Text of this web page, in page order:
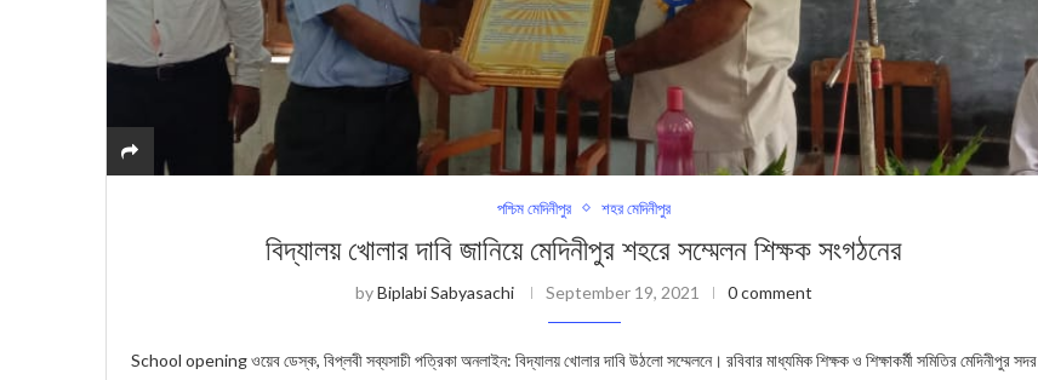
পশ্চিম মেদিনীপুর শহর মেদিনীপুর
বিদ্যালয় খোলার দাবি জানিয়ে মেদিনীপুর শহরে সম্মেলন শিক্ষক সংগঠনের
byBiplabi Sabyasachi September 19, 2021 0 comment
School opening ওয়েব ডেস্ক, বিপ্লবী সব্যসাচী পত্রিকা অনলাইন: বিদ্যালয় খোলার দাবি উঠলো সম্মেলনে। রবিবার মাধ্যমিক শিক্ষক ও শিক্ষাকর্মী সমিতির মেদিনীপুর সদর